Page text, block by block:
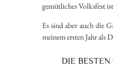
gemütliches Volksfest
Es sind aber auch die
meinem ersten Jahr als
DIE BESTEN